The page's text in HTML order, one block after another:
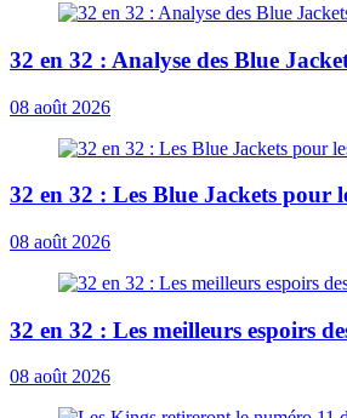
32 en 32 : Analyse des Blue
08 août 2026
32 en 32 : Les Blue Jackets pour
08 août 2026
32 en 32 : Les meilleurs espoirs
08 août 2026